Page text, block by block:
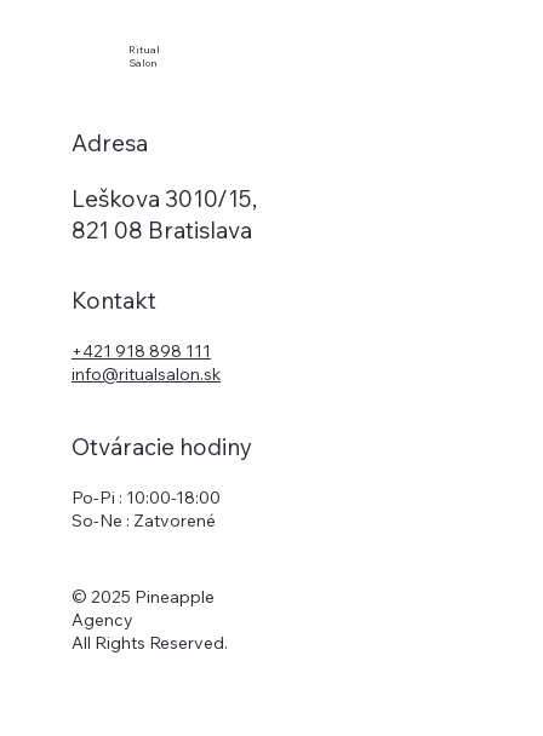
Ritual
Salon
Adresa
Leškova 3010/15,
821 08 Bratislava
Kontakt
+421 918 898 111
info@ritualsalon.sk
Po-Pi : 10:00-18:00
So-Ne : Zatvorené
Otváracie hodiny
© 2025 Pineapple
Agency
All Rights Reserved.